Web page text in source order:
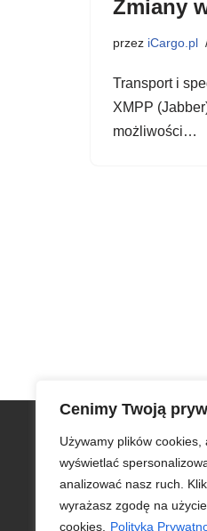
Cenimy Twoją
Używamy plików cookies,
wyświetlać
analizować nasz ruch.
wyrażasz zgodę na
cookies.
Polityka
Zmiany
przez iCargo.pl
Transport i
XMPP
możliwości…
Szybkie menu
Zamów iCargo
Testuj bezpłatnie
Biuro obsługi